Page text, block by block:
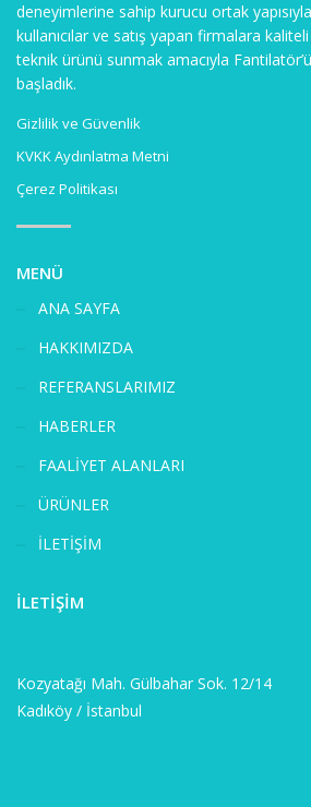
deneyimlerine sahip kurucu ortak
kullanıcılar ve satış yapan firmalara
teknik ürünü sunmak amacıyla
başladık.
Gizlilik ve Güvenlik
KVKK Aydınlatma Metni
Çerez Politikası
MENÜ
ANA SAYFA
HAKKIMIZDA
REFERANSLARIMIZ
HABERLER
FAALİYET ALANLARI
ÜRÜNLER
İLETİŞİM
İLETİŞİM
Kozyatağı Mah. Gülbahar Sok. 12/14
Kadıköy / İstanbul